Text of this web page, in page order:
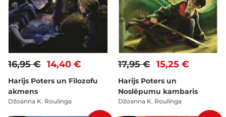
14,40 €
16,95 €
Harijs Poters un Filozofu
akmens
Džoanna K. Roulinga
15,25 €
17,95 €
Harijs Poters un
Noslēpumu kambaris
Džoanna K. Roulinga